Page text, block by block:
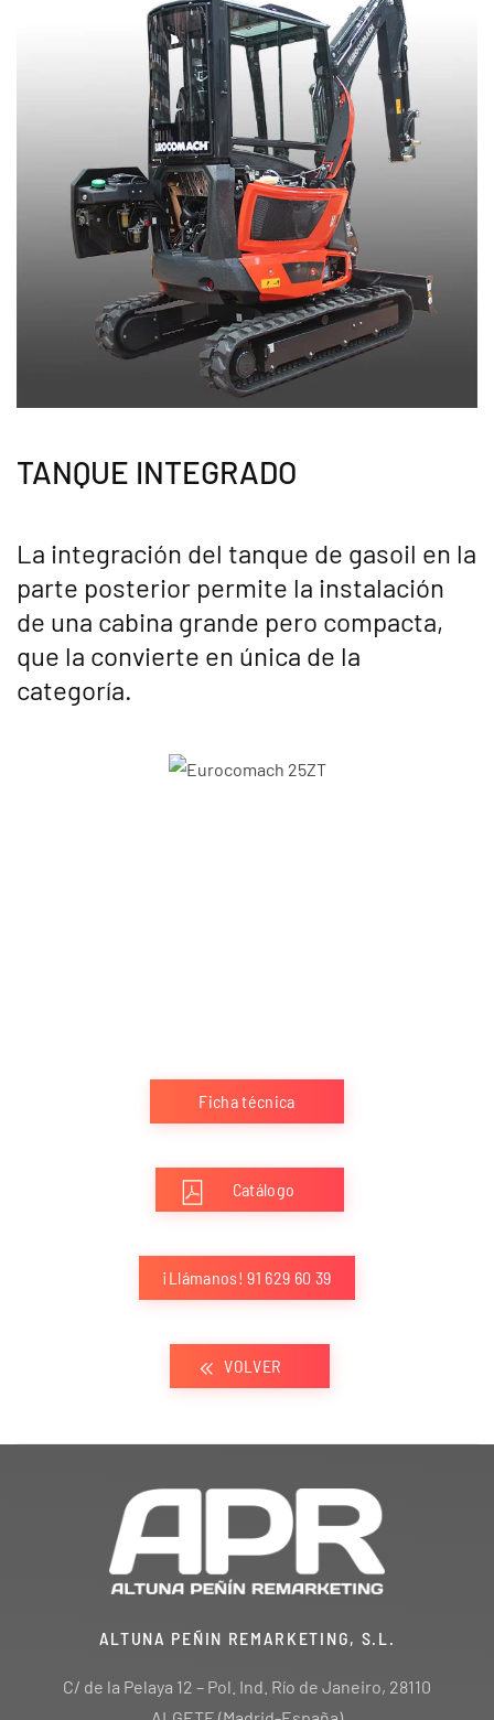
TANQUE INTEGRADO
La integración del tanque de gasoil en la
parte posterior permite la instalación
de una cabina grande pero compacta,
que la convierte en única de la
categoría.
Ficha técnica
Catálogo
¡Llámanos! 91 629 60 39
VOLVER
ALTUNA PEÑIN REMARKETING, S.L.
C/ de la Pelaya 12 – Pol. Ind. Río de Janeiro, 28110